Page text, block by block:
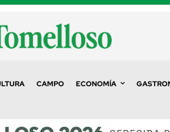
CAMPO ECONOMÍA